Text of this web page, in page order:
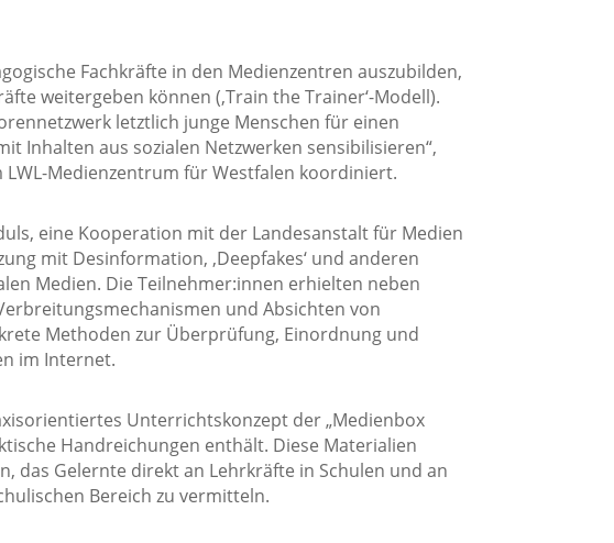
Fachkräfte in den Medienzentren auszubilden,
weitergeben können (‚Train the Trainer‘-Modell).
letztlich junge Menschen für einen
Inhalten aus sozialen Netzwerken sensibilisieren“,
LWL-Medienzentrum für Westfalen koordiniert.
eine Kooperation mit der Landesanstalt für Medien
mit Desinformation, ‚Deepfakes‘ und anderen
Medien. Die Teilnehmer:innen erhielten neben
und Absichten von
Methoden zur Überprüfung, Einordnung und
im Internet.
Unterrichtskonzept der „Medienbox
Handreichungen enthält. Diese Materialien
das Gelernte direkt an Lehrkräfte in Schulen und an
Bereich zu vermitteln.